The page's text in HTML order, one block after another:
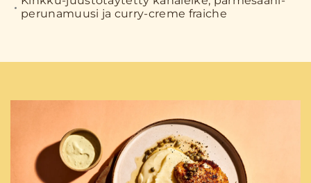
perunamuusi ja curry-creme fraiche